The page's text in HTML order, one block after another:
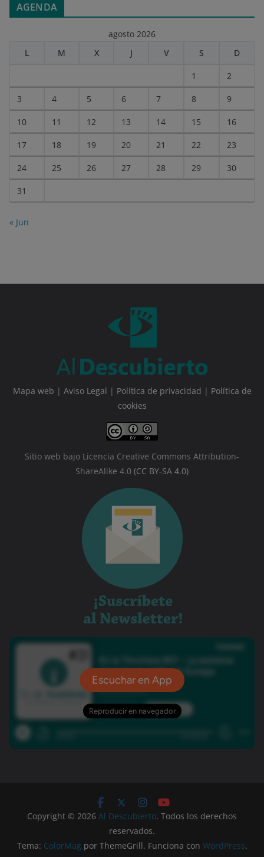
AGENDA
agosto 2026
L
M X J V S D
1 2
3 4 5 6 7 8 9
10 11 12 13 14 15 16
17 18 19 20 21 22 23
24 25 26 27 28 29 30
31
« Jun
Mapa web | Aviso Legal | Política de privacidad | Política de
cookies
Sitio web bajo Licencia Creative Commons Attribution-
ShareAlike 4.0 (CC BY-SA 4.0)
Copyright © 2026 Al Descubierto. Todos los derechos
reservados.
Tema: ColorMag por ThemeGrill. Funciona con WordPress.